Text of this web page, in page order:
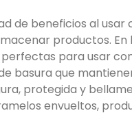
de beneficios al usar
productos. En
perfectas para usar
basura que
protegida y
envueltos,